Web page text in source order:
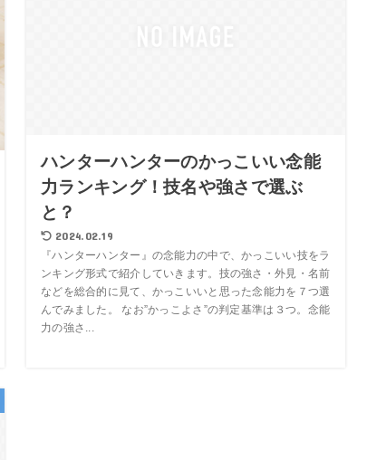
ハンターハンターのかっこいい念能
力ランキング！技名や強さで選ぶ
と？
2024.02.19
『ハンターハンター』の念能力の中で、かっこいい技をラ
ンキング形式で紹介していきます。技の強さ・外見・名前
などを総合的に見て、かっこいいと思った念能力を７つ選
んでみました。 なお”かっこよさ”の判定基準は３つ。念能
力の強さ...